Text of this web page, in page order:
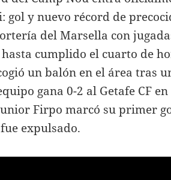
gol y nuevo récord de
del Marsella con
cumplido el cuarto de
un balón en el área tras
gana 0-2 al Getafe CF en
Firpo marcó su primer
expulsado.